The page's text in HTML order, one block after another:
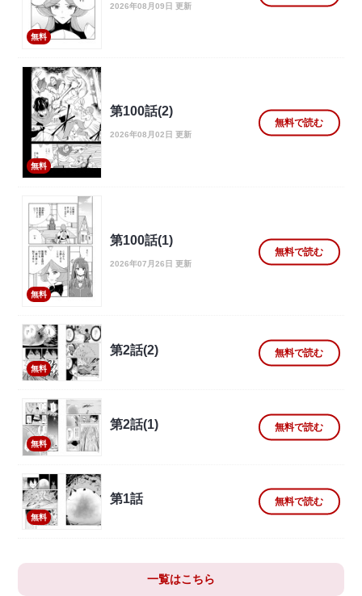
無料
2026年08月09日 更新
無料
第100話(2)
2026年08月02日 更新
無料で読む
無料
第100話(1)
2026年07月26日 更新
無料で読む
無料
第2話(2) 無料で読む
無料
第2話(1) 無料で読む
無料
第1話 無料で読む
一覧はこちら